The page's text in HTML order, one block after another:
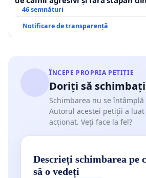
46 semnături
Notificare de transparență
ÎNCEPE PROPRIA PETIȚIE
Doriți să schimbați
Schimbarea nu se întâmplă
Autorul acestei petiții a
acționat. Veți face la fel?
Descrieți schimbarea pe
să o vedeți